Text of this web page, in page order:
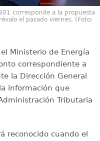
corresponde a la propuesta
el pasado viernes. (Foto:
Ministerio de Energía
correspondiente a
la Dirección General
información que
Tributaria
reconocido cuando el